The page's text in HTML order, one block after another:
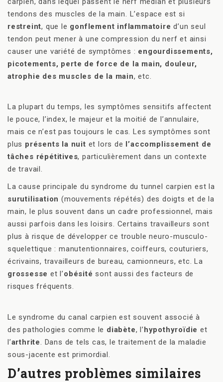
tendons des muscles de la main. L’espace est si
restreint, que le gonflement inflammatoire d’un seul
tendon peut mener à une compression du nerf et ainsi
causer une variété de symptômes : engourdissements,
picotements, perte de force de la main, douleur,
atrophie des muscles de la main, etc.
La plupart du temps, les symptômes sensitifs affectent
le pouce, l’index, le majeur et la moitié de l’annulaire,
mais ce n’est pas toujours le cas. Les symptômes sont
plus présents la nuit et lors de l’accomplissement de
tâches répétitives, particulièrement dans un contexte
de travail.
La cause principale du syndrome du tunnel carpien est la
surutilisation (mouvements répétés) des doigts et de la
main, le plus souvent dans un cadre professionnel, mais
aussi parfois dans les loisirs. Certains travailleurs sont
plus à risque de développer ce trouble neuro-musculo-
squelettique : manutentionnaires, coiffeurs, couturiers,
écrivains, travailleurs de bureau, camionneurs, etc. La
grossesse et l’obésité sont aussi des facteurs de
risques fréquents.
Le syndrome du canal carpien est souvent associé à
des pathologies comme le diabète, l’hypothyroïdie et
l’arthrite
. Dans de tels cas, le traitement de la maladie
sous-jacente est primordial.
D’autres problèmes similaires